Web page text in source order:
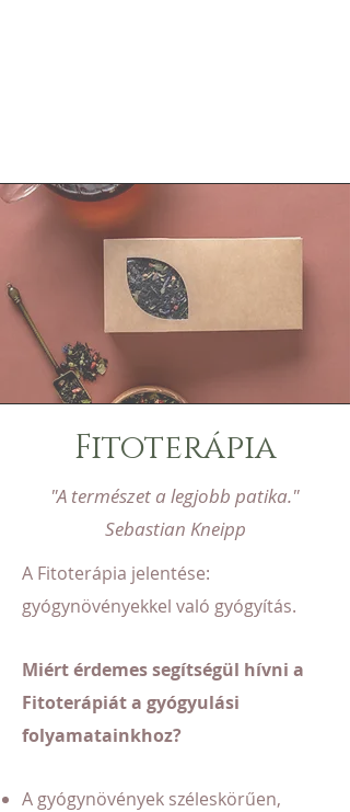
Fitoterápia
"A természet a legjobb patika."
Sebastian Kneipp
A Fitoterápia jelentése:
gyógynövényekkel való gyógyítás.
Miért érdemes segítségül hívni a
Fitoterápiát a gyógyulási
folyamatainkhoz?
A gyógynövények széleskörűen,